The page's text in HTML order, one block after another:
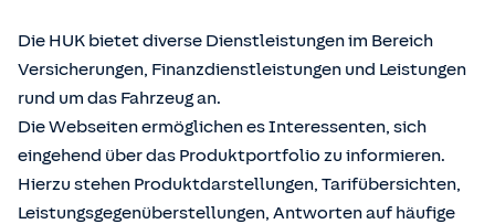
Die HUK bietet diverse Dienstleistungen im Bereich
Versicherungen, Finanzdienstleistungen und Leistungen
rund um das Fahrzeug an.
Die Webseiten ermöglichen es Interessenten, sich
eingehend über das Produktportfolio zu informieren.
Hierzu stehen Produktdarstellungen, Tarifübersichten,
Leistungsgegenüberstellungen, Antworten auf häufige